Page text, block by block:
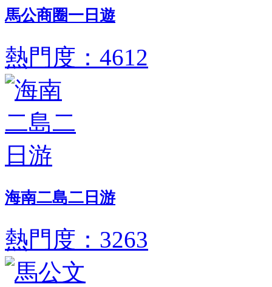
馬公商圈一日遊
熱門度：4612
海南二島二日游
熱門度：3263